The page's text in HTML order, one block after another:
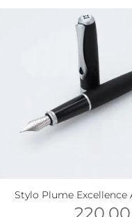
Stylo Plume Excellence